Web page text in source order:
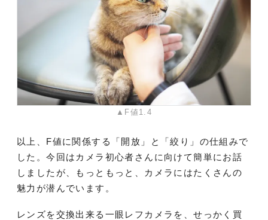
▲F値1.4
以上、F値に関係する「開放」と「絞り」の仕組みで
した。今回はカメラ初心者さんに向けて簡単にお話
しましたが、もっともっと、カメラにはたくさんの
魅力が潜んでいます。
レンズを交換出来る一眼レフカメラを、せっかく買